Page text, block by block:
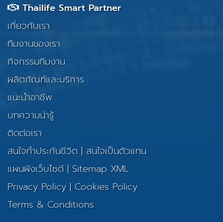
Thailife Smart Partner
เกี่ยวกับเรา
ทีมงานของเรา
กิจกรรมทีมงาน
ผลิตภัณฑ์และบริการ
แนะนำอาชีพ
บทความน่ารู้
ติดต่อเรา
สนใจทำประกันชีวิต | สนใจเป็นตัวแทน
แผนผังเว็บไซต์| Sitemap XML
Privacy Policy | Cookies Policy
Terms & Conditions